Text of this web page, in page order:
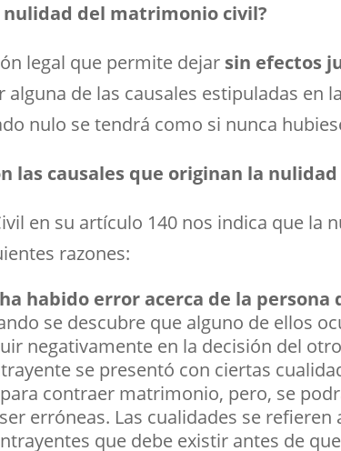
nulidad del matrimonio civil?
legal que permite dejar sin efectos
alguna de las causales estipuladas en
nulo se tendrá como si nunca
las causales que originan la
en su artículo 140 nos indica que
razones:
habido error acerca de la
se descubre que alguno de ellos
negativamente en la decisión del
se presentó con ciertas
contraer matrimonio, pero, se
erróneas. Las cualidades se
que debe existir antes de